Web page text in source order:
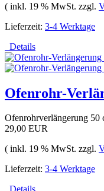
( inkl. 19 % MwSt. zzgl.
Lieferzeit: 3-4 Werktage
Details
Ofenrohr-
Ofenrohrverlängerung
29,00 EUR
( inkl. 19 % MwSt. zzgl.
Lieferzeit: 3-4 Werktage